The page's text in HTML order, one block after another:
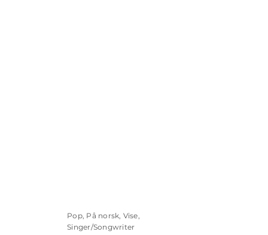
Pop, På norsk, Vise,
Singer/Songwriter